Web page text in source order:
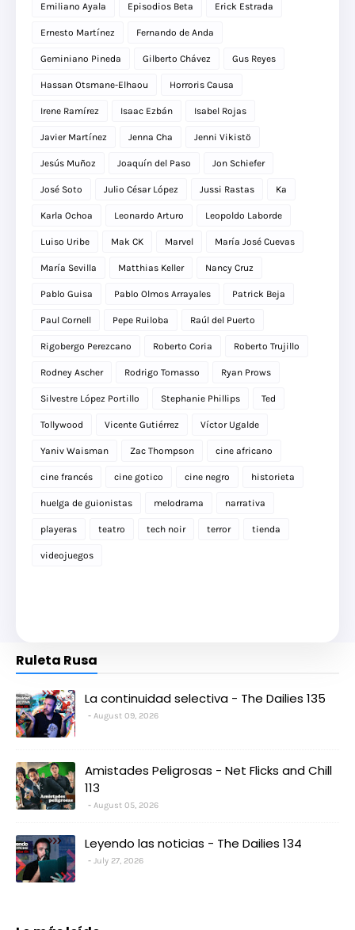
Emiliano Ayala Episodios Beta Erick Estrada
Ernesto Martínez Fernando de Anda
Geminiano Pineda Gilberto Chávez Gus Reyes
Hassan Otsmane-Elhaou Horroris Causa
Irene Ramírez Isaac Ezbán Isabel Rojas
Javier Martínez Jenna Cha Jenni Vikistö
Jesús Muñoz Joaquín del Paso Jon Schiefer
José Soto Julio César López Jussi Rastas Ka
Karla Ochoa Leonardo Arturo Leopoldo Laborde
Luiso Uribe Mak CK Marvel María José Cuevas
María Sevilla Matthias Keller Nancy Cruz
Pablo Guisa Pablo Olmos Arrayales Patrick Beja
Paul Cornell Pepe Ruiloba Raúl del Puerto
Rigobergo Perezcano Roberto Coria Roberto Trujillo
Rodney Ascher Rodrigo Tomasso Ryan Prows
Silvestre López Portillo Stephanie Phillips Ted
Tollywood Vicente Gutiérrez Víctor Ugalde
Yaniv Waisman Zac Thompson cine africano
cine francés cine gotico cine negro historieta
huelga de guionistas melodrama narrativa
playeras teatro tech noir terror tienda
videojuegos
Ruleta Rusa
La continuidad selectiva - The Dailies 135
August 09, 2026
Amistades Peligrosas - Net Flicks and Chill
113
August 05, 2026
Leyendo las noticias - The Dailies 134
July 27, 2026